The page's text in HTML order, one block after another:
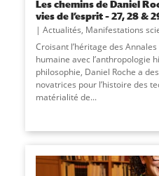
Les chemins de Daniel
vies de l’esprit – 27, 28 &
Actualités, Manifestations
Croisant l’héritage des
humaine avec l’anthropologie
philosophie, Daniel Roche a
novatrices pour l’histoire des
matérialité de...